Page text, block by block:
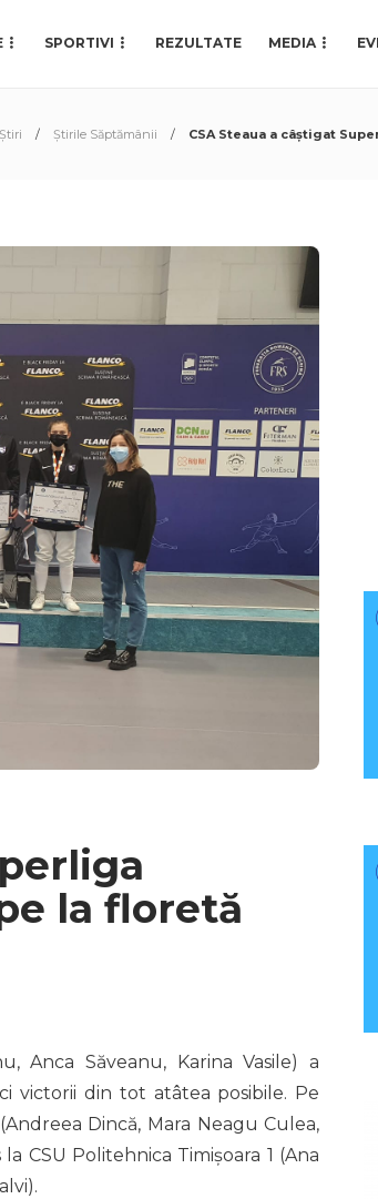
SPORTIVI REZULTATE MEDIA
Știri Știrile Săptămânii CSA Steaua a câștigat
la floretă
Anca Săveanu, Karina Vasile) a
victorii din tot atâtea posibile. Pe
Dincă, Mara Neagu Culea,
CSU Politehnica Timișoara 1 (Ana